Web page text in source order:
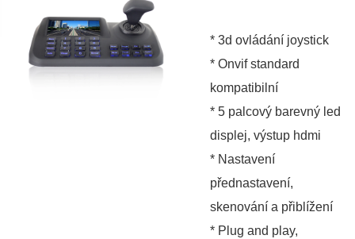
* 3d ovládání joystick
* Onvif standard
kompatibilní
* 5 palcový barevný led
displej, výstup hdmi
* Nastavení
přednastavení,
skenování a přiblížení
* Plug and play,